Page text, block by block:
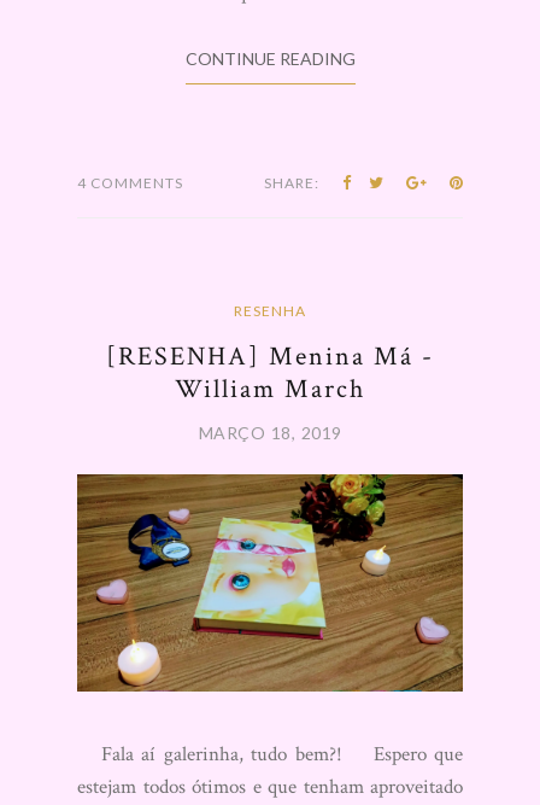
CONTINUE READING
4 COMMENTS SHARE:
RESENHA
[RESENHA] Menina Má -
William March
MARÇO 18, 2019
Fala aí galerinha, tudo bem?! Espero que
estejam todos ótimos e que tenham aproveitado